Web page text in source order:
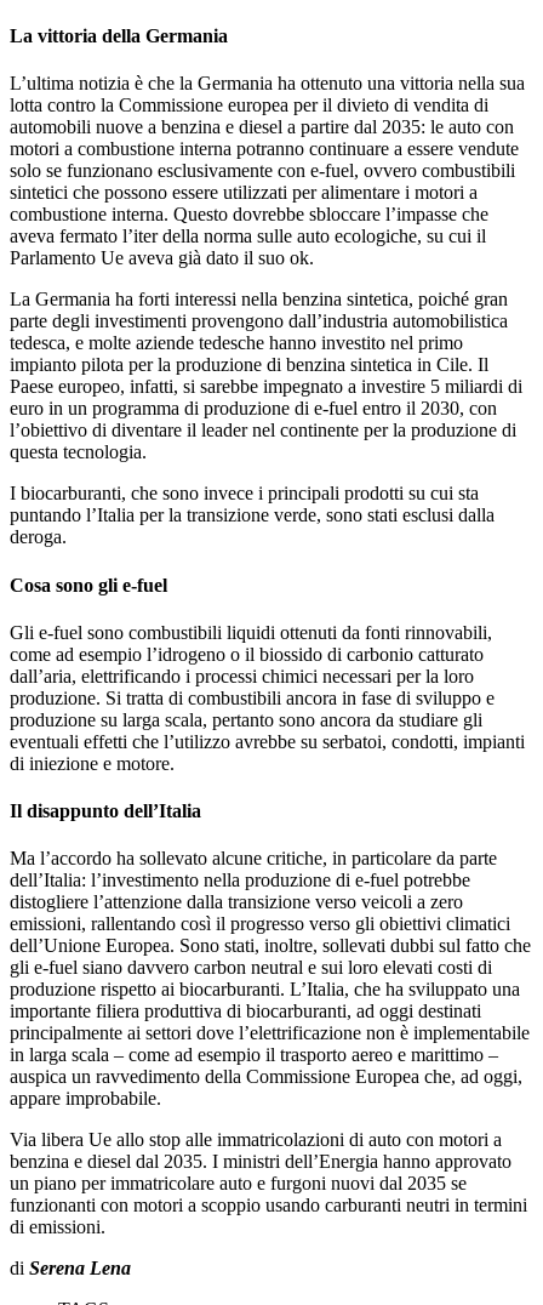
La vittoria della Germania
L’ultima notizia è che la Germania ha ottenuto una vittoria nella sua
lotta contro la Commissione europea per il divieto di vendita di
automobili nuove a benzina e diesel a partire dal 2035: le auto con
motori a combustione interna potranno continuare a essere vendute
solo se funzionano esclusivamente con e-fuel, ovvero combustibili
sintetici che possono essere utilizzati per alimentare i motori a
combustione interna. Questo dovrebbe sbloccare l’impasse che
aveva fermato l’iter della norma sulle auto ecologiche, su cui il
Parlamento Ue aveva già dato il suo ok.
La Germania ha forti interessi nella benzina sintetica, poiché gran
parte degli investimenti provengono dall’industria automobilistica
tedesca, e molte aziende tedesche hanno investito nel primo
impianto pilota per la produzione di benzina sintetica in Cile. Il
Paese europeo, infatti, si sarebbe impegnato a investire 5 miliardi di
euro in un programma di produzione di e-fuel entro il 2030, con
l’obiettivo di diventare il leader nel continente per la produzione di
questa tecnologia.
I biocarburanti, che sono invece i principali prodotti su cui sta
puntando l’Italia per la transizione verde, sono stati esclusi dalla
deroga.
Cosa sono gli e-fuel
Gli e-fuel sono combustibili liquidi ottenuti da fonti rinnovabili,
come ad esempio l’idrogeno o il biossido di carbonio catturato
dall’aria, elettrificando i processi chimici necessari per la loro
produzione. Si tratta di combustibili ancora in fase di sviluppo e
produzione su larga scala, pertanto sono ancora da studiare gli
eventuali effetti che l’utilizzo avrebbe su serbatoi, condotti, impianti
di iniezione e motore.
Il disappunto dell’Italia
Ma l’accordo ha sollevato alcune critiche, in particolare da parte
dell’Italia: l’investimento nella produzione di e-fuel potrebbe
distogliere l’attenzione dalla transizione verso veicoli a zero
emissioni, rallentando così il progresso verso gli obiettivi climatici
dell’Unione Europea. Sono stati, inoltre, sollevati dubbi sul fatto che
gli e-fuel siano davvero carbon neutral e sui loro elevati costi di
produzione rispetto ai biocarburanti. L’Italia, che ha sviluppato una
importante filiera produttiva di biocarburanti, ad oggi destinati
principalmente ai settori dove l’elettrificazione non è implementabile
in larga scala – come ad esempio il trasporto aereo e marittimo –
auspica un ravvedimento della Commissione Europea che, ad oggi,
appare improbabile.
Via libera Ue allo stop alle immatricolazioni di auto con motori a
benzina e diesel dal 2035. I ministri dell’Energia hanno approvato
un piano per immatricolare auto e furgoni nuovi dal 2035 se
funzionanti con motori a scoppio usando carburanti neutri in termini
di emissioni.
di Serena Lena